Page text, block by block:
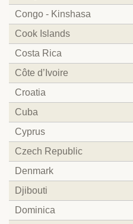
Congo - Kinshasa
Cook Islands
Costa Rica
Côte d’Ivoire
Croatia
Cuba
Cyprus
Czech Republic
Denmark
Djibouti
Dominica